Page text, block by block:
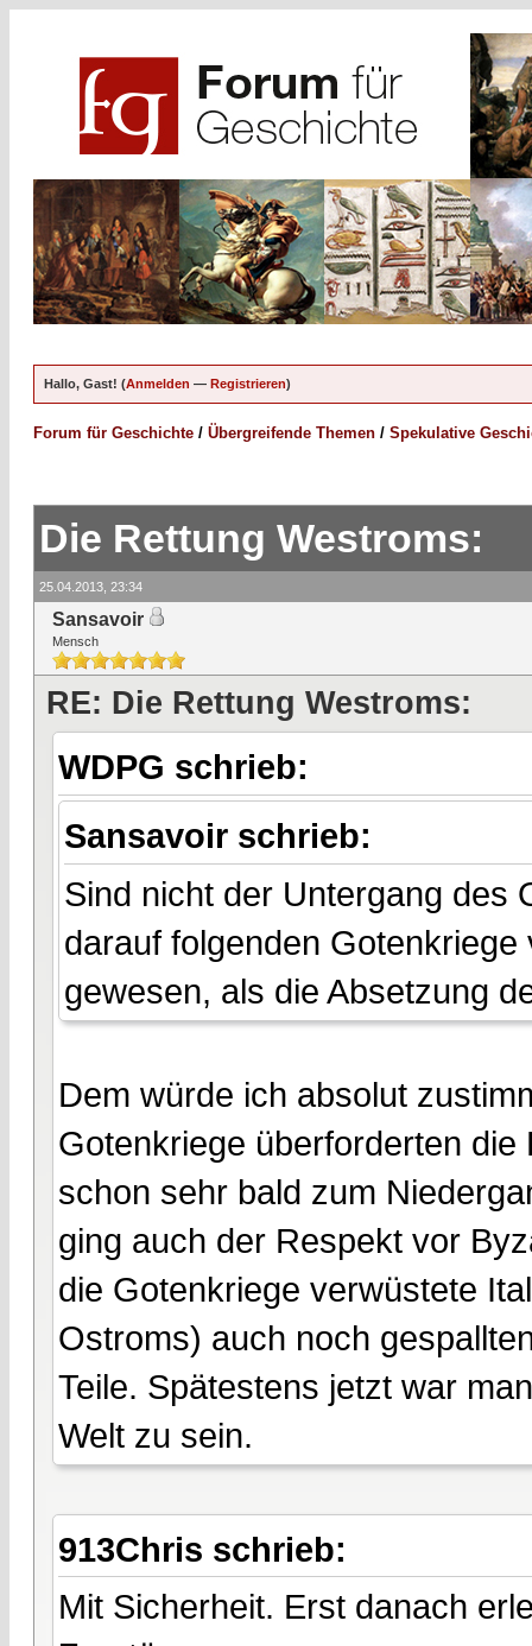
Hallo, Gast! (Anmelden — Registrieren)
Forum für Geschichte / Übergreifende Themen / Spekulative
Die Rettung Westroms:
25.04.2013, 23:34
Sansavoir
Mensch
RE: Die Rettung Westroms:
WDPG schrieb:
Sansavoir schrieb:
Sind nicht der Untergang des
darauf folgenden
gewesen, als die Absetzung
Dem würde ich absolut
Gotenkriege überforderten
schon sehr bald zum
ging auch der Respekt vor
die Gotenkriege verwüstete
Ostroms) auch noch
Teile. Spätestens jetzt war
Welt zu sein.
913Chris schrieb:
Mit Sicherheit. Erst danach